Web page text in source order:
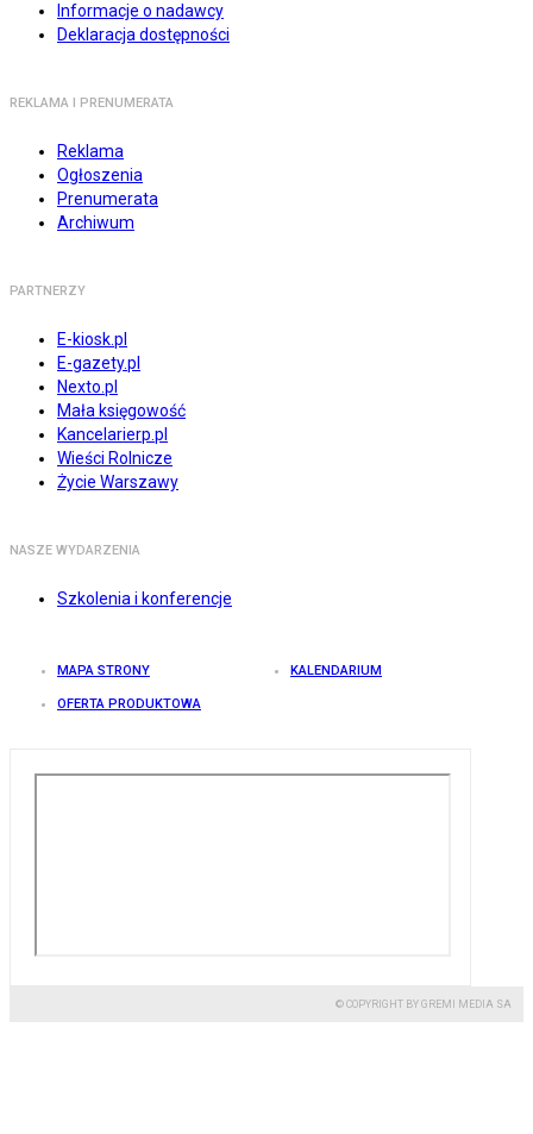
Informacje o nadawcy
Deklaracja dostępności
REKLAMA I PRENUMERATA
Reklama
Ogłoszenia
Prenumerata
Archiwum
PARTNERZY
E-kiosk.pl
E-gazety.pl
Nexto.pl
Mała księgowość
Kancelarierp.pl
Wieści Rolnicze
Życie Warszawy
NASZE WYDARZENIA
Szkolenia i konferencje
MAPA STRONY KALENDARIUM
OFERTA PRODUKTOWA
© COPYRIGHT BY GREMI MEDIA SA